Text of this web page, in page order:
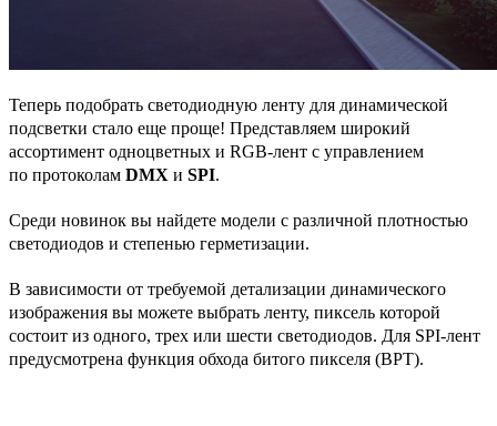
Теперь подобрать светодиодную ленту для динамической
подсветки стало еще проще! Представляем широкий
ассортимент одноцветных и RGB-лент с управлением
по протоколам DMX и SPI.
Среди новинок вы найдете модели с различной плотностью
светодиодов и степенью герметизации.
В зависимости от требуемой детализации динамического
изображения вы можете выбрать ленту, пиксель которой
состоит из одного, трех или шести светодиодов. Для SPI-лент
предусмотрена функция обхода битого пикселя (BPT).